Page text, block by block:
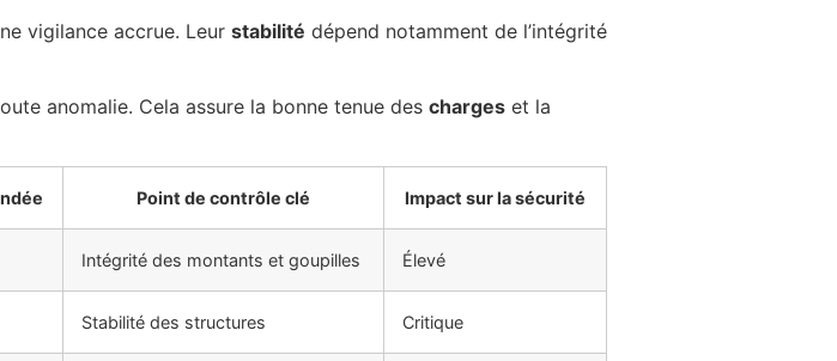
vigilance accrue. Leur stabilité dépend notamment de l’intégrité
anomalie. Cela assure la bonne tenue des charges et la
Point de contrôle clé Impact sur la sécurité
Intégrité des montants et goupilles Élevé
Stabilité des structures Critique